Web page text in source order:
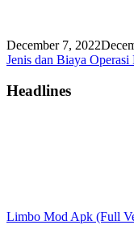
December 7, 2022
Jenis dan Biaya
Headlines
Limbo Mod Apk (Full